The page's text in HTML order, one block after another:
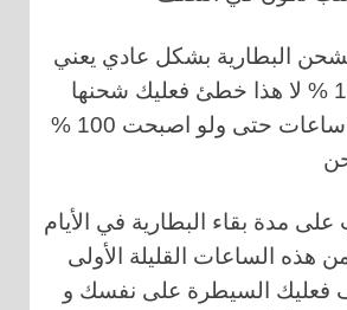
تشحن البطارية بشكل عادي يعني
حتى تصل ل 100 % لا هذا خطئ فعليك شحنها
على الأقل ثلات ساعات حتى ولو اصبحت 100 %
مدة بقاء البطارية في الأيام
من هذه الساعات القليلة الأولى
فعليك السيطرة على نفسك و